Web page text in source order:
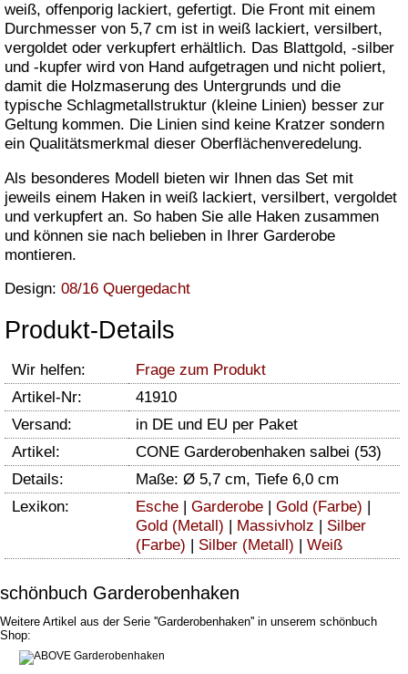
weiß, offenporig lackiert, gefertigt. Die Front mit einem
Durchmesser von 5,7 cm ist in weiß lackiert, versilbert,
vergoldet oder verkupfert erhältlich. Das Blattgold, -silber
und -kupfer wird von Hand aufgetragen und nicht poliert,
damit die Holzmaserung des Untergrunds und die
typische Schlagmetallstruktur (kleine Linien) besser zur
Geltung kommen. Die Linien sind keine Kratzer sondern
ein Qualitätsmerkmal dieser Oberflächenveredelung.
Als besonderes Modell bieten wir Ihnen das Set mit
jeweils einem Haken in weiß lackiert, versilbert, vergoldet
und verkupfert an. So haben Sie alle Haken zusammen
und können sie nach belieben in Ihrer Garderobe
montieren.
Design: 08/16 Quergedacht
Produkt-Details
Wir helfen:
Frage zum Produkt
Artikel-Nr:
41910
Versand:
in DE und EU per Paket
Artikel:
CONE Garderobenhaken salbei (53)
Details:
Maße: Ø 5,7 cm, Tiefe 6,0 cm
Lexikon:
Esche | Garderobe | Gold (Farbe) |
Gold (Metall) | Massivholz | Silber
(Farbe) | Silber (Metall) | Weiß
schönbuch Garderobenhaken
Weitere Artikel aus der Serie ''Garderobenhaken'' in unserem schönbuch
Shop: